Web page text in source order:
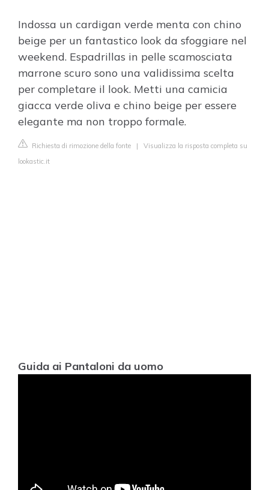
Indossa un cardigan verde menta con chino
beige per un fantastico look da sfoggiare nel
weekend. Espadrillas in pelle scamosciata
marrone scuro sono una validissima scelta
per completare il look. Metti una camicia
giacca verde oliva e chino beige per essere
elegante ma non troppo formale.
Richiesta di rimozione della fonte | Visualizza la risposta completa su
lookastic.it
Guida ai Pantaloni da uomo